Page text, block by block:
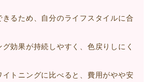
きるため、自分のライフスタイルに合
効果が持続しやすく、色戻りしにく
イトニングに比べると、費用がやや安